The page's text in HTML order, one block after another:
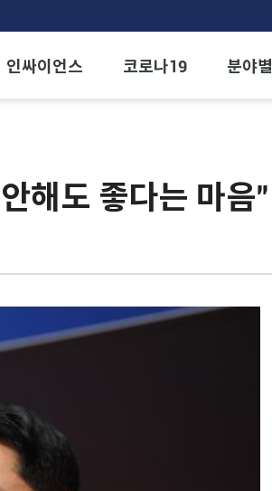
인싸이언스 코로나19 분야별
해도 좋다는 마음"